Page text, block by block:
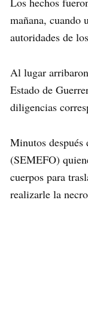
mañana, cuando
autoridades de
Al lugar
Estado de
diligencias
Minutos
(SEMEFO)
cuerpos para
realizarle la